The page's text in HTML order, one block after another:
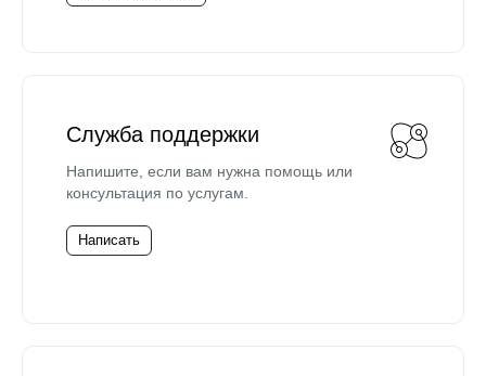
Служба поддержки
Напишите, если вам нужна помощь или
консультация по услугам.
Написать